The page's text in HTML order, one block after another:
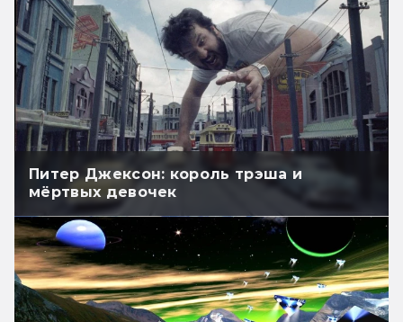
Питер Джексон: король трэша и
мёртвых девочек